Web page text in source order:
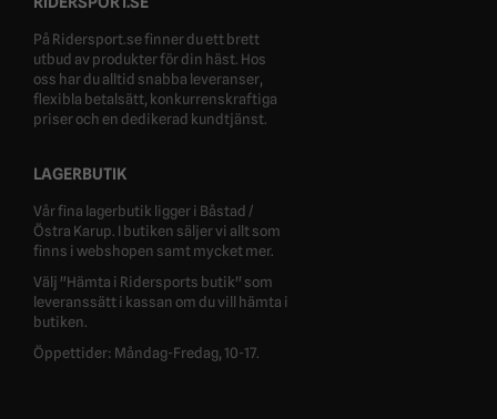
På Ridersport.se finner du ett brett
utbud av produkter för din häst. Hos
oss har du alltid snabba leveranser,
flexibla betalsätt, konkurrenskraftiga
priser och en dedikerad kundtjänst.
LAGERBUTIK
Vår fina lagerbutik ligger i Båstad /
Östra Karup. I butiken säljer vi allt som
finns i webshopen samt mycket mer.
Välj "Hämta i Ridersports butik" som
leveranssätt i kassan om du vill hämta i
butiken.
Öppettider: Måndag-Fredag, 10-17.